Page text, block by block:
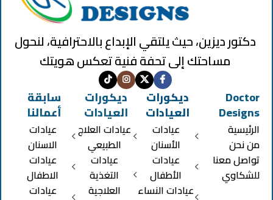
دكتور ديزين، حيث يلتقي الإبداع بالاحترافية، لنحول
مساحتك إلى تحفة فنية تعكس هويتك
Doctor
Designs
الرئيسية
من نحن
تواصل معنا
للشكاوي
ديكورات
العيادات
عيادات
الأسنان
عيادات
الأطفال
عيادات النساء
ديكورات
العيادات
عيادات العلاج
الطبيعي
عيادات
التغذية
العلاجية
سابقة
أعمالنا
عيادات
الاسنان
عيادات
الاطفال
عيادات